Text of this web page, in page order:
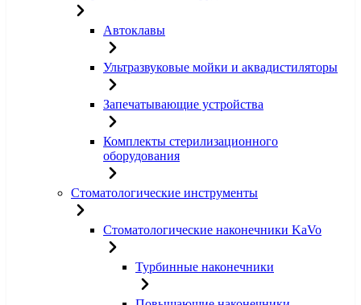
Автоклавы
Ультразвуковые мойки и аквадистиляторы
Запечатывающие устройства
Комплекты стерилизационного
оборудования
Стоматологические инструменты
Стоматологические наконечники KaVo
Турбинные наконечники